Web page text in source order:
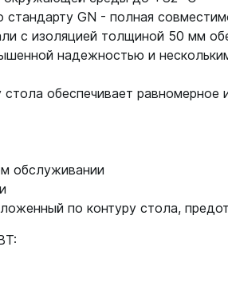
GN - полная
с изоляцией толщиной 50 мм
надежностью и
обеспечивает
обслуживании
по контуру стола,